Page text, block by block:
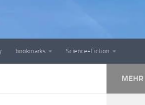
bookmarks Science-Fiction
MEHR